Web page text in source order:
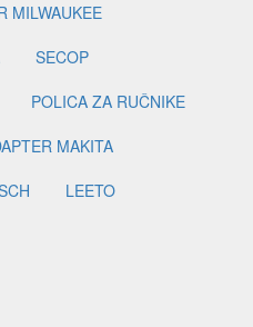
MILWAUKEE
SECOP
POLICA ZA RUČNIKE
MAKITA
LEETO